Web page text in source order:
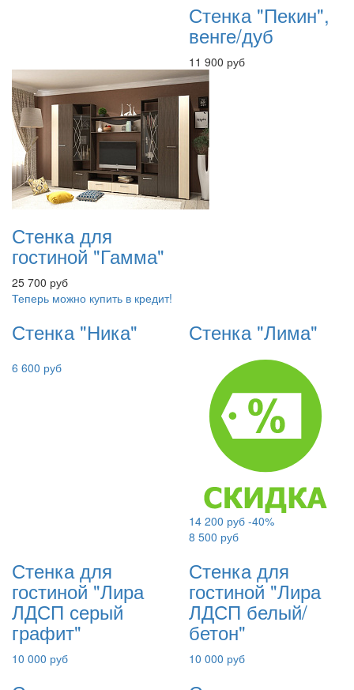
Стенка "Пекин",
венге/дуб
11 900 руб
Стенка для
гостиной "Гамма"
25 700 руб
Теперь можно купить в кредит!
Стенка "Ника"
6 600 руб
Стенка "Лима"
14 200 руб -40%
8 500 руб
Стенка для
гостиной "Лира
ЛДСП серый
графит"
10 000 руб
Стенка для
гостиной "Лира
ЛДСП белый/
бетон"
10 000 руб